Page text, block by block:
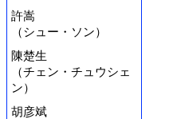
許嵩
（シュー・ソン）
陳楚生
（チェン・チュウシェ
ン）
胡彦斌